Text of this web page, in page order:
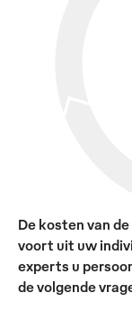
De kosten van
voort uit uw
experts u
de volgende